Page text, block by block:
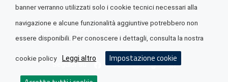
© 2026 Lombardia Quotidiano è realizzato daA.R.I.A.
Seguici su
banner verranno utilizzati solo i cookie tecnici necessari alla
navigazione e alcune funzionalità aggiuntive potrebbero non
essere disponibili. Per conoscere i dettagli, consulta la nostra
cookie policy Leggi altro Impostazione cookie